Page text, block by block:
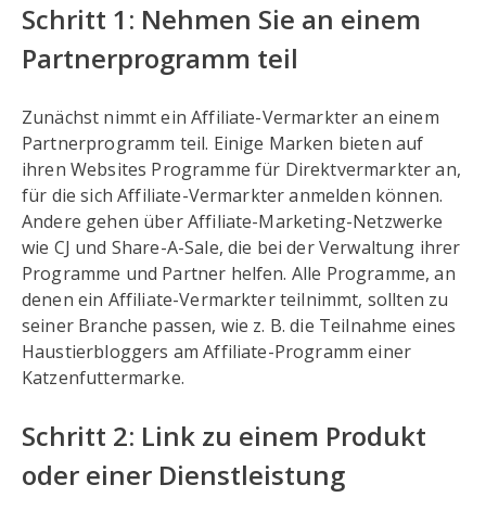
Schritt 1: Nehmen Sie an einem
Partnerprogramm teil
Zunächst nimmt ein Affiliate-Vermarkter an einem
Partnerprogramm teil. Einige Marken bieten auf
ihren Websites Programme für Direktvermarkter an,
für die sich Affiliate-Vermarkter anmelden können.
Andere gehen über Affiliate-Marketing-Netzwerke
wie CJ und Share-A-Sale, die bei der Verwaltung ihrer
Programme und Partner helfen. Alle Programme, an
denen ein Affiliate-Vermarkter teilnimmt, sollten zu
seiner Branche passen, wie z. B. die Teilnahme eines
Haustierbloggers am Affiliate-Programm einer
Katzenfuttermarke.
Schritt 2: Link zu einem Produkt
oder einer Dienstleistung